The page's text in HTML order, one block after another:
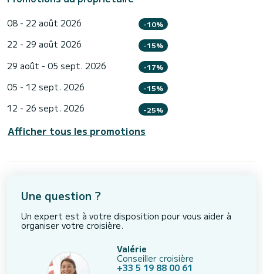
08 - 22 août 2026 -10%
22 - 29 août 2026 -15%
29 août - 05 sept. 2026 -17%
05 - 12 sept. 2026 -15%
12 - 26 sept. 2026 -25%
Afficher tous les promotions
Une question ?
Un expert est à votre disposition pour vous aider à
organiser votre croisière.
Valérie
Conseiller croisière
+33 5 19 88 00 61